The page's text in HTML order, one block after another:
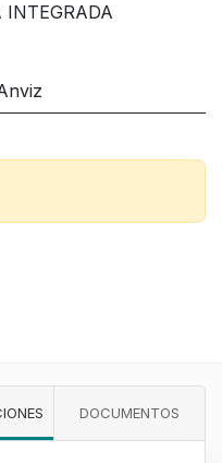
INTEGRADA
DOCUMENTOS